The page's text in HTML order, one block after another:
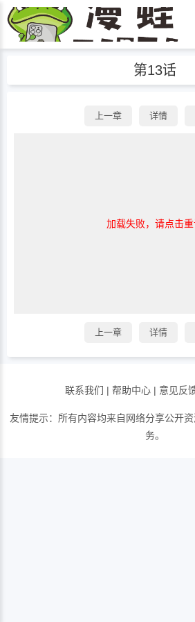
第13话
上一章 详情
加载失败，请点击
上一章 详情
联系我们 | 帮助中心 | 意见反
友情提示：所有内容均来自网络分享公开
务。